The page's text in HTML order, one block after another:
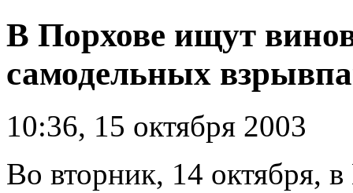
В Порхове ищут
самодельных
10:36, 15 октября 2003
Во вторник, 14 октября,